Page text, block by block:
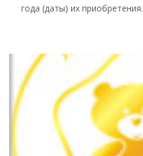
года (даты) их приобретения.